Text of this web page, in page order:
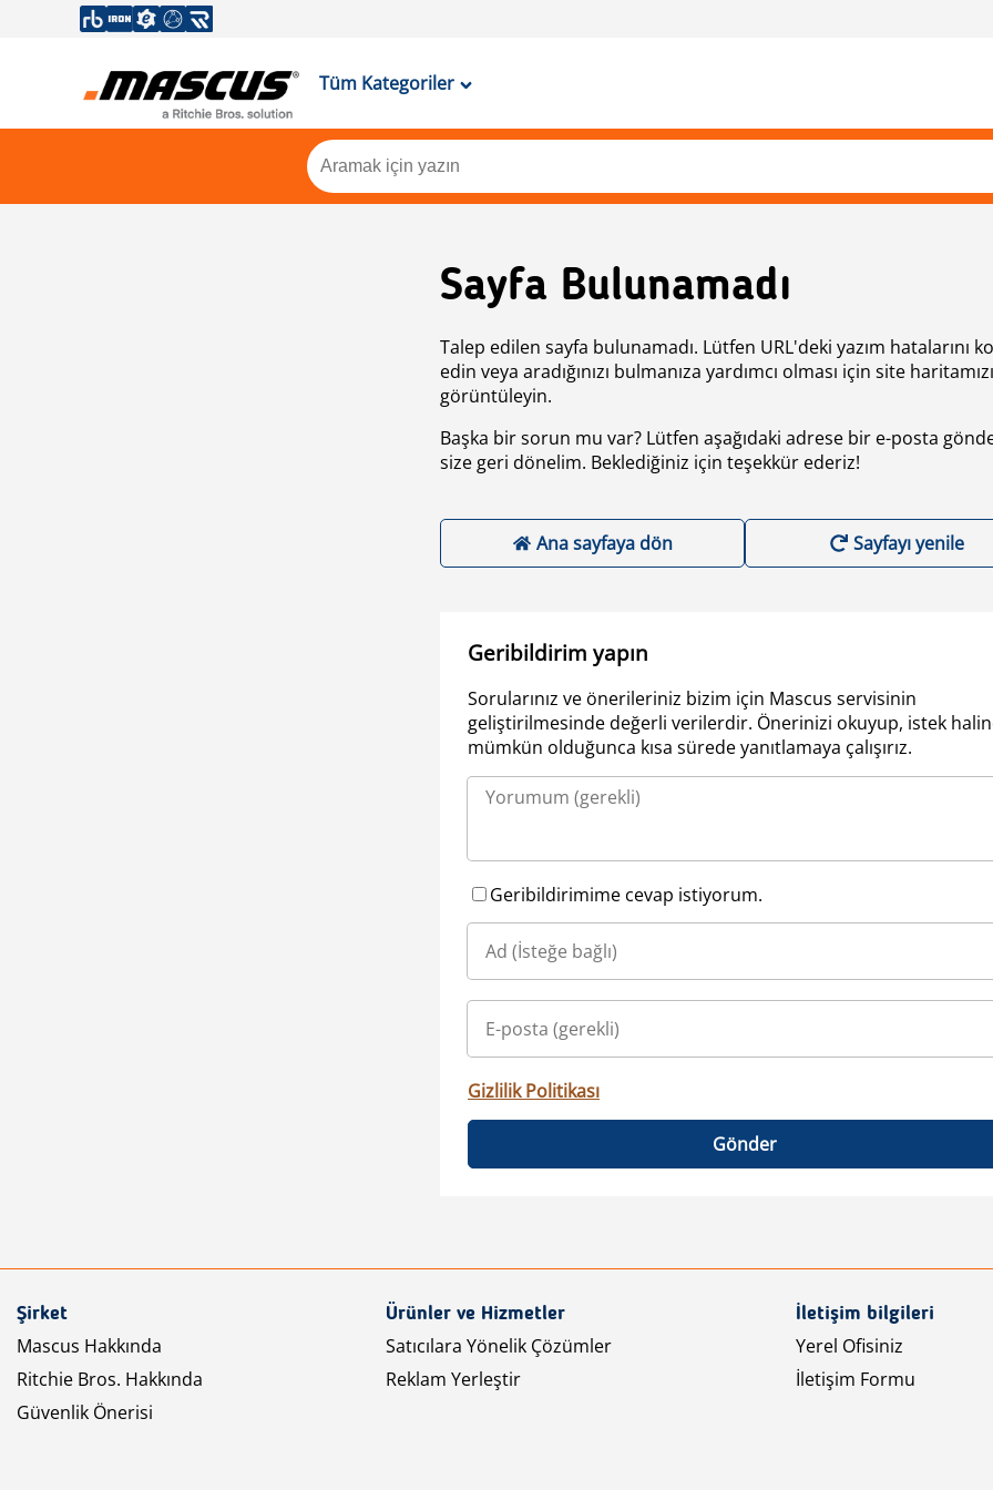
Tüm Kategoriler
Sayfa Bulunamadı
Talep edilen sayfa bulunamadı. Lütfen URL'deki yazım hatalarını
edin veya aradığınızı bulmanıza yardımcı olması için site haritamızı
görüntüleyin.
Başka bir sorun mu var? Lütfen aşağıdaki adrese bir e-posta
size geri dönelim. Beklediğiniz için teşekkür ederiz!
Ana sayfaya dön Sayfayı yenile
Geribildirim yapın
Sorularınız ve önerileriniz bizim için Mascus servisinin
geliştirilmesinde değerli verilerdir. Önerinizi okuyup, istek
mümkün olduğunca kısa sürede yanıtlamaya çalışırız.
Geribildirimime cevap istiyorum.
Gizlilik Politikası
Gönder
Şirket
Mascus Hakkında
Ritchie Bros. Hakkında
Güvenlik Önerisi
Ürünler ve Hizmetler
Satıcılara Yönelik Çözümler
Reklam Yerleştir
İletişim bilgileri
Yerel Ofisiniz
İletişim Formu